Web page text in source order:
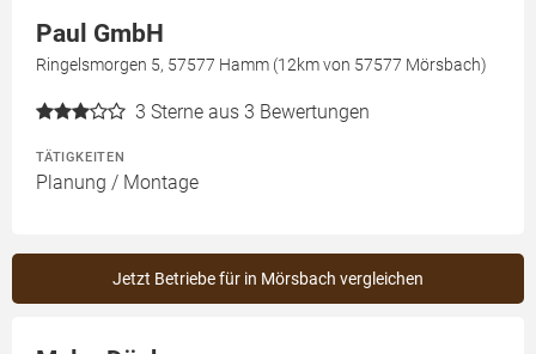
Paul GmbH
Ringelsmorgen 5, 57577 Hamm (12km von 57577 Mörsbach)
3 Sterne aus 3 Bewertungen
TÄTIGKEITEN
Planung / Montage
Jetzt Betriebe für in Mörsbach vergleichen